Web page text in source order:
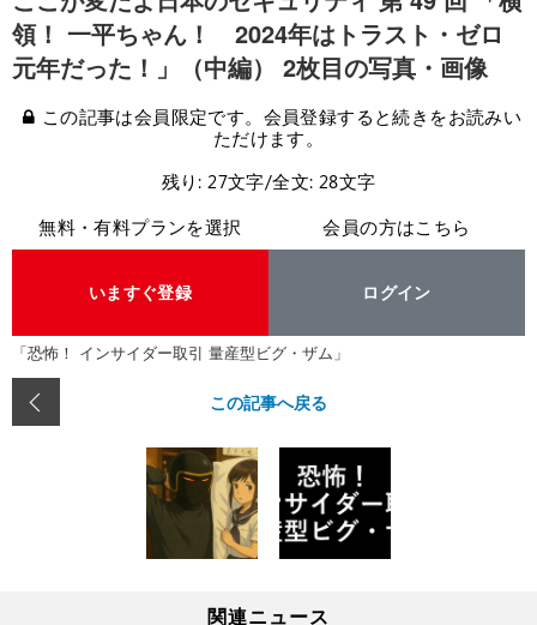
領！ 一平ちゃん！ 2024年はトラスト・ゼロ
元年だった！」（中編） 2枚目の写真・画像
この記事は会員限定です。会員登録すると続きをお読みい
ただけます。
残り: 27文字/全文: 28文字
無料・有料プランを選択
いますぐ登録
会員の方はこちら
ログイン
「恐怖！ インサイダー取引 量産型ビグ・ザム」
この記事へ戻る
関連ニュース